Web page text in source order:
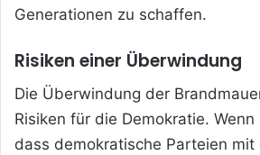
Generationen zu schaffen.
Risiken einer Überwindung
Die Überwindung der
Risiken für die Demokratie. Wenn
dass demokratische Parteien mit